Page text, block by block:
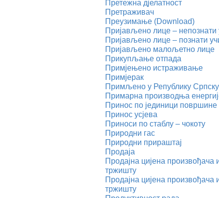
Претежна дјелатност
Претраживач
Преузимање (Download)
Пријављено лице – непознати
Пријављено лице – познати
Пријављено малољетно лице
Прикупљање отпада
Примјењено истраживање
Примјерак
Примљено у Републику
Примарна производња
Принос по јединици површине
Принос усјева
Приноси по стаблу – чокоту
Природни гас
Природни прираштај
Продаја
Продајна цијена произвођача
тржишту
Продајна цијена произвођача
тржишту